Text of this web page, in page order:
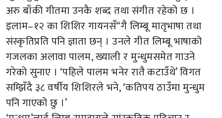
अरु बाँकी गीतमा उनकै शब्द तथा संगीत रहेको छ ।
इलाम–१२ का शिशिर गायनसँ“गै लिम्बू मातृभाषा तथा
संस्कृतिप्रति पनि ज्ञाता छन् । उनले गीत लिम्बू भाषाको
गजलका अलावा पालम, ख्याली र मुन्धुमसमेत गाउने
गरेको सुनाए । ‘पहिले पालम भनेर रातै कटाउँथे’ विगत
सम्झिँदै ३८ वर्षीय शिशिरले भने, ‘कतिपय ठाउँमा मुन्धुम
पनि गाएको छु ।’